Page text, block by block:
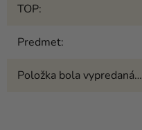
TOP:
Predmet:
Položka bola vypredaná…